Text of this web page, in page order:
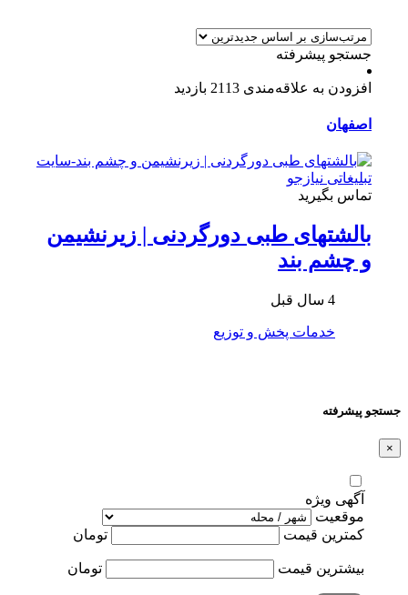
جستجو پیشرفته
افزودن به علاقه‌مندی 2113 بازدید
اصفهان
تماس بگیرید
بالشتهای طبی دورگردنی | زیرنشیمن
و چشم بند
4 سال قبل
خدمات پخش و توزیع
جستجو پیشرفته
×
آگهی ویژه
موقعیت
کمترین قیمت
تومان
بیشترین قیمت تومان